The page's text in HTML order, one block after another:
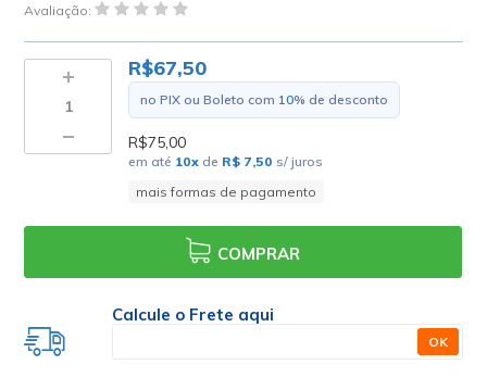
Avaliação:
R$67,50
no PIX ou Boleto com 10% de desconto
R$75,00
em até 10x de R$ 7,50 s/ juros
mais formas de pagamento
COMPRAR
Calcule o Frete aqui
OK